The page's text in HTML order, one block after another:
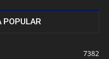
POPULAR
7382